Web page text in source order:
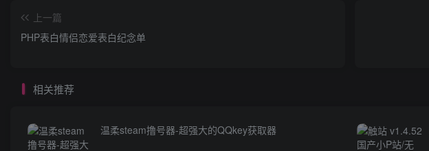
上一篇
PHP表白情侣恋爱表白纪念单
相关推荐
温柔steam撸号器-超强大的QQkey获取器